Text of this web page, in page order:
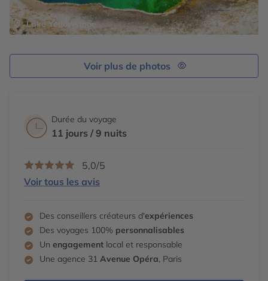
Lake Yellowstone
Voir plus de photos
Durée du voyage
11 jours / 9 nuits
5,0/5
Voir tous les avis
Des conseillers créateurs d'expériences
Des voyages 100% personnalisables
Un engagement local et responsable
Une agence 31 Avenue Opéra, Paris